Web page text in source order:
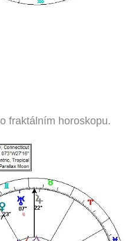
fraktálním horoskopu.